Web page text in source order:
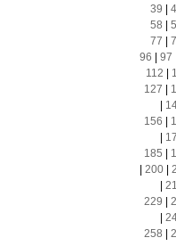
39
58
77
96
97
112
127
156
185
200|
229
258